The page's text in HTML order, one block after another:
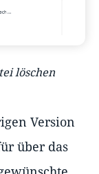
löschen
Version
über das